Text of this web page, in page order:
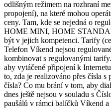
odlišným režimem na rozhraní
propojení), na které mohou
ceny. Tam, kde se nejedná o
HOME MINI, HOME
být v jejich kompetenci. Tarify
Telefon Víkend nejsou
kombinovat s regulovanými
aby vytáčené připojení k
to, zda je realizováno přes čísla
čísla? Co mu brání v tom, aby
dnes ještě nejsou v souladu s
paušálů v rámci balíčků Víkend a